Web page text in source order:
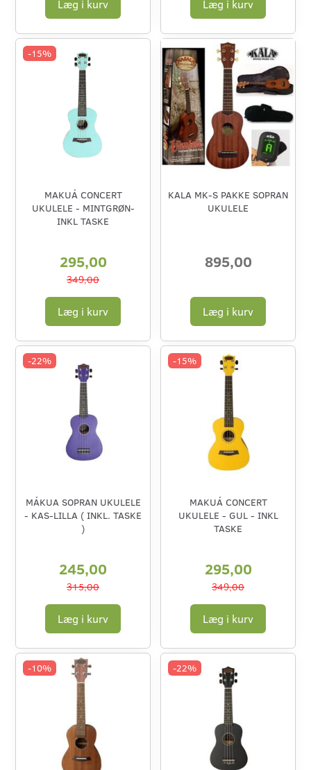
Læg i kurv Læg i kurv
-15%
MAKUÁ CONCERT
UKULELE - MINTGRØN-
INKL TASKE
295,00
349,00
Læg i kurv
KALA MK-S PAKKE SOPRAN
UKULELE
895,00
Læg i kurv
-22%
MÁKUA SOPRAN UKULELE
- KAS-LILLA ( INKL. TASKE
)
245,00
315,00
Læg i kurv
-15%
MAKUÁ CONCERT
UKULELE - GUL - INKL
TASKE
295,00
349,00
Læg i kurv
-10% -22%